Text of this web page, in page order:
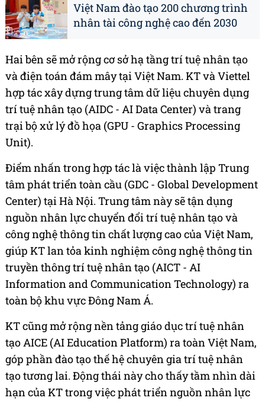
Việt Nam đào tạo 200 chương trình
nhân tài công nghệ cao đến 2030
Hai bên sẽ mở rộng cơ sở hạ tầng trí tuệ nhân tạo
và điện toán đám mây tại Việt Nam. KT và Viettel
hợp tác xây dựng trung tâm dữ liệu chuyên dụng
trí tuệ nhân tạo (AIDC - AI Data Center) và trang
trại bộ xử lý đồ họa (GPU - Graphics Processing
Unit).
Điểm nhấn trong hợp tác là việc thành lập Trung
tâm phát triển toàn cầu (GDC - Global Development
Center) tại Hà Nội. Trung tâm này sẽ tận dụng
nguồn nhân lực chuyển đổi trí tuệ nhân tạo và
công nghệ thông tin chất lượng cao của Việt Nam,
giúp KT lan tỏa kinh nghiệm công nghệ thông tin
truyền thông trí tuệ nhân tạo (AICT - AI
Information and Communication Technology) ra
toàn bộ khu vực Đông Nam Á.
KT cũng mở rộng nền tảng giáo dục trí tuệ nhân
tạo AICE (AI Education Platform) ra toàn Việt Nam,
góp phần đào tạo thế hệ chuyên gia trí tuệ nhân
tạo tương lai. Động thái này cho thấy tầm nhìn dài
hạn của KT trong việc phát triển nguồn nhân lực